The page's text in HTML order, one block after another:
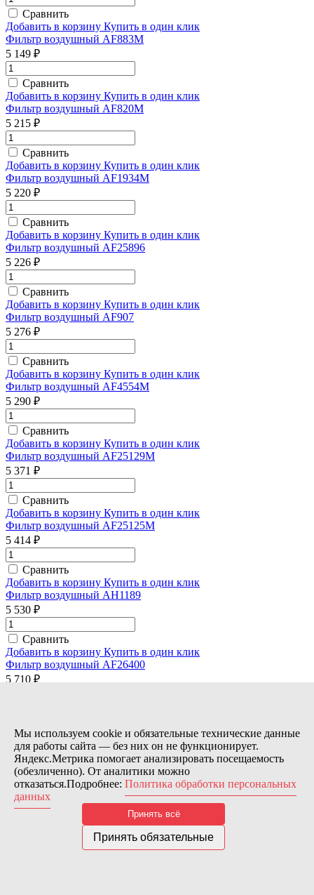
Сравнить
Добавить в корзину Купить в один клик
Фильтр воздушный AF883М
5 149 ₽
Сравнить
Добавить в корзину Купить в один клик
Фильтр воздушный AF820М
5 215 ₽
Сравнить
Добавить в корзину Купить в один клик
Фильтр воздушный AF1934M
5 220 ₽
Сравнить
Добавить в корзину Купить в один клик
Фильтр воздушный AF25896
5 226 ₽
Сравнить
Добавить в корзину Купить в один клик
Фильтр воздушный AF907
5 276 ₽
Сравнить
Добавить в корзину Купить в один клик
Фильтр воздушный AF4554M
5 290 ₽
Сравнить
Добавить в корзину Купить в один клик
Фильтр воздушный AF25129M
5 371 ₽
Сравнить
Добавить в корзину Купить в один клик
Фильтр воздушный AF25125M
5 414 ₽
Сравнить
Добавить в корзину Купить в один клик
Фильтр воздушный AH1189
5 530 ₽
Сравнить
Добавить в корзину Купить в один клик
Фильтр воздушный AF26400
5 710 ₽
Фильтр воздушный AF25960
5 765 ₽
Сравнить
Добавить в корзинуКупить в один клик
Фильтр воздушный AF25899
Мы используем cookie и обязательные технические данные
для работы сайта — без них он не функционирует.
Яндекс.Метрика помогает анализировать посещаемость
(обезличенно). От аналитики можно
отказаться.Подробнее: Политика обработки персональных
данных
Принять всё
Принять обязательные